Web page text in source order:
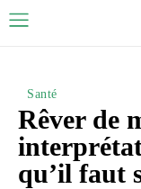
Santé
Rêver de
qu’il faut